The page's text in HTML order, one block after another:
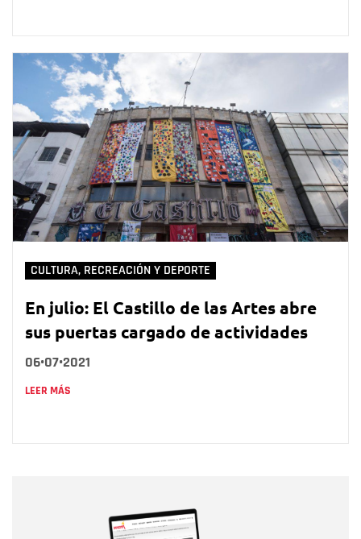
CULTURA, RECREACIÓN Y DEPORTE
En julio: El Castillo de las Artes abre
sus puertas cargado de actividades
06•07•2021
LEER MÁS